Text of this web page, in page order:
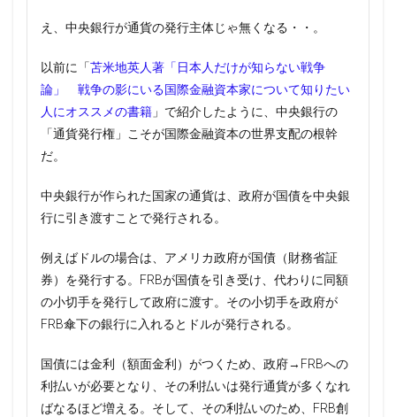
え、中央銀行が通貨の発行主体じゃ無くなる・・。
以前に「苫米地英人著「日本人だけが知らない戦争
論」 戦争の影にいる国際金融資本家について知りたい
人にオススメの書籍 」で紹介したように、中央銀行の
「通貨発行権」こそが国際金融資本の世界支配の根幹
だ。
中央銀行が作られた国家の通貨は、政府が国債を中央銀
行に引き渡すことで発行される。
例えばドルの場合は、アメリカ政府が国債（財務省証
券）を発行する。FRBが国債を引き受け、代わりに同額
の小切手を発行して政府に渡す。その小切手を政府が
FRB傘下の銀行に入れるとドルが発行される。
国債には金利（額面金利）がつくため、政府→FRBへの
利払いが必要となり、その利払いは発行通貨が多くなれ
ばなるほど増える。そして、その利払いのため、FRB創